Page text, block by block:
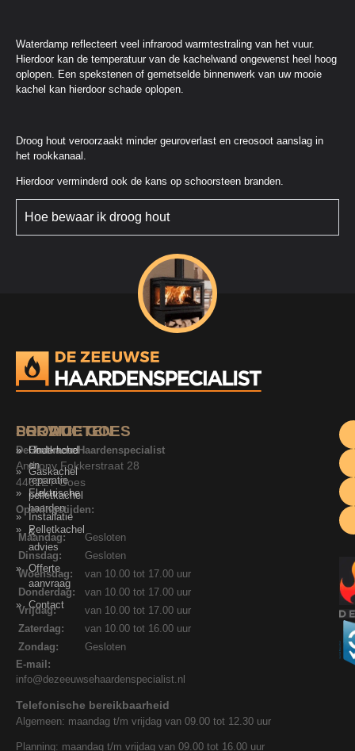
Waterdamp reflecteert veel infrarood warmtestraling van het vuur.
Hierdoor kan de temperatuur van de kachelwand ongewenst heel hoog
oplopen. Een spekstenen of gemetselde binnenwerk van uw mooie
kachel kan hierdoor schade oplopen.
Droog hout veroorzaakt minder geuroverlast en creosoot aanslag in
het rookkanaal.
Hierdoor verminderd ook de kans op schoorsteen branden.
Hoe bewaar ik droog hout
SERVICE
Onderhoud
en
reparatie
pelletkachel
Installatie
&
advies
Offerte
aanvraag
Contact
PRODUCTEN
Houtkachel
Gaskachel
Elektrische
haarden
Pelletkachel
LOCATIE GOES
De Zeeuwse Haardenspecialist
Anthony Fokkerstraat 28
4462ET Goes
Openingstijden:
Maandag:
Gesloten
Dinsdag:
Gesloten
Woensdag:
van 10.00 tot 17.00 uur
Donderdag:
van 10.00 tot 17.00 uur
Vrijdag:
van 10.00 tot 17.00 uur
Zaterdag:
van 10.00 tot 16.00 uur
Zondag:
Gesloten
E-mail:
info@dezeeuwsehaardenspecialist.nl
Telefonische bereikbaarheid
Algemeen: maandag t/m vrijdag van 09.00 tot 12.30 uur
Planning: maandag t/m vrijdag van 09.00 tot 16.00 uur